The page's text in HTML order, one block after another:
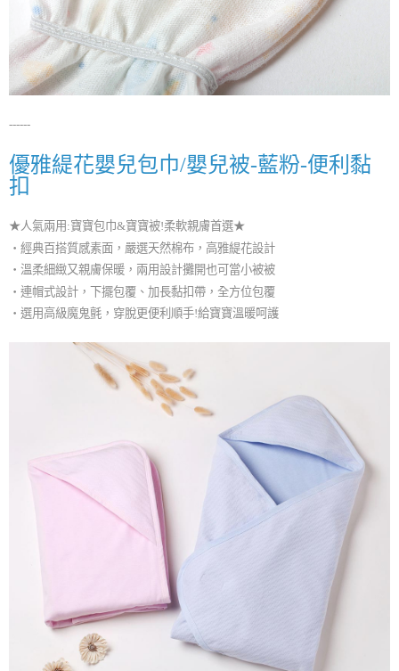
------
優雅緹花嬰兒包巾/嬰兒被-藍粉-便利黏
扣
★人氣兩用:寶寶包巾&寶寶被!柔軟親膚首選★
・經典百搭質感素面，嚴選天然棉布，高雅緹花設計
・溫柔細緻又親膚保暖，兩用設計攤開也可當小被被
・連帽式設計，下擺包覆、加長黏扣帶，全方位包覆
・選用高級魔鬼氈，穿脫更便利順手!給寶寶溫暖呵護